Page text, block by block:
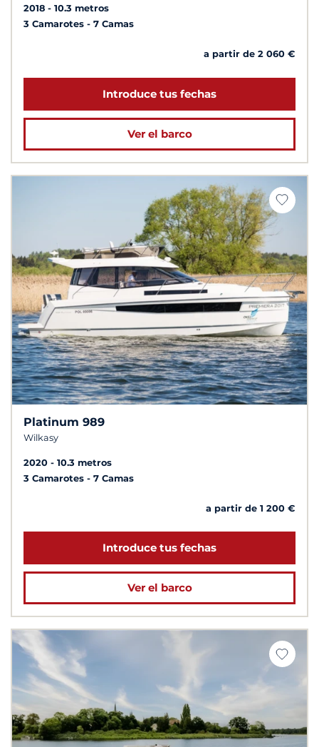
2018
10.3 metros
3 Camarotes
7 Camas
a partir de 2 060 €
Introduce tus fechas
Ver el barco
Platinum 989
Wilkasy
2020
10.3 metros
3 Camarotes
7 Camas
a partir de 1 200 €
Introduce tus fechas
Ver el barco